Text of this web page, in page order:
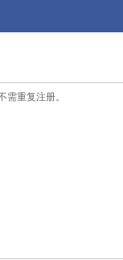
重复注册。